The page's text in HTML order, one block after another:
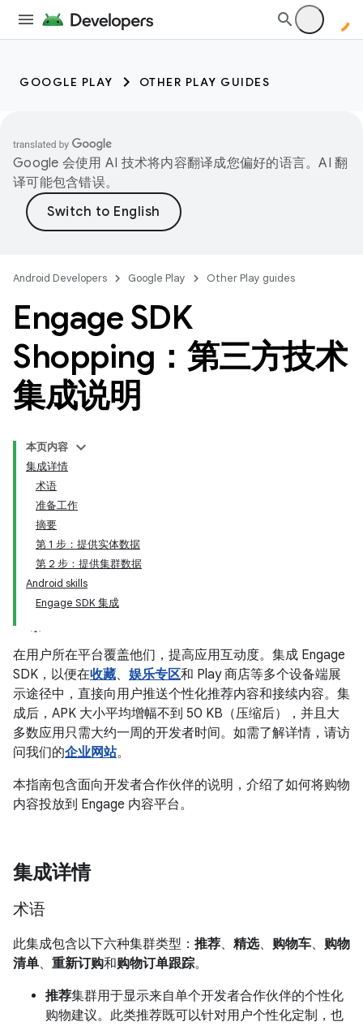
GOOGLE PLAY OTHER PLAY GUIDES
Google 会使用 AI 技术将内容翻译成您偏好的语言。AI 翻
译可能包含错误。
Android Developers Google Play Other Play guides
Engage SDK
Shopping：第三方技术
集成说明
本页内容
集成详情
术语
准备工作
摘要
第 1 步：提供实体数据
第 2 步：提供集群数据
Android skills
Engage SDK 集成
在用户所在平台覆盖他们，提高应用互动度。集成 Engage
SDK，以便在收藏、 娱乐专区和 Play 商店等多个设备端展
示途径中，直接向用户推送个性化推荐内容和接续内容。集
成后，APK 大小平均增幅不到 50 KB（压缩后），并且大
多数应用只需大约一周的开发者时间。如需了解详情，请访
问我们的企业网站。
本指南包含面向开发者合作伙伴的说明，介绍了如何将购物
内容投放到 Engage 内容平台。
集成详情
术语
此集成包含以下六种集群类型： 推荐、 精选、 购物车、 购物
清单、 重新订购和购物订单跟踪。
推荐集群用于显示来自单个开发者合作伙伴的个性化
购物建议。此类推荐既可以针对用户个性化定制，也